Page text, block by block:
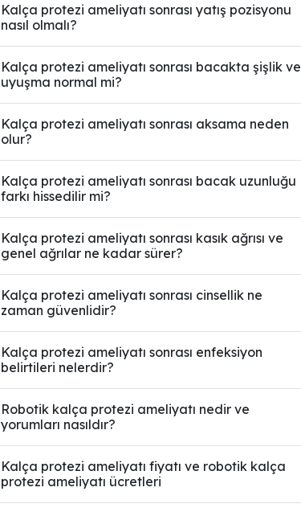
Kalça protezi ameliyatı sonrası yatış pozisyonu
nasıl olmalı?
Kalça protezi ameliyatı sonrası bacakta şişlik ve
uyuşma normal mi?
Kalça protezi ameliyatı sonrası aksama neden
olur?
Kalça protezi ameliyatı sonrası bacak uzunluğu
farkı hissedilir mi?
Kalça protezi ameliyatı sonrası kasık ağrısı ve
genel ağrılar ne kadar sürer?
Kalça protezi ameliyatı sonrası cinsellik ne
zaman güvenlidir?
Kalça protezi ameliyatı sonrası enfeksiyon
belirtileri nelerdir?
Robotik kalça protezi ameliyatı nedir ve
yorumları nasıldır?
Kalça protezi ameliyatı fiyatı ve robotik kalça
protezi ameliyatı ücretleri